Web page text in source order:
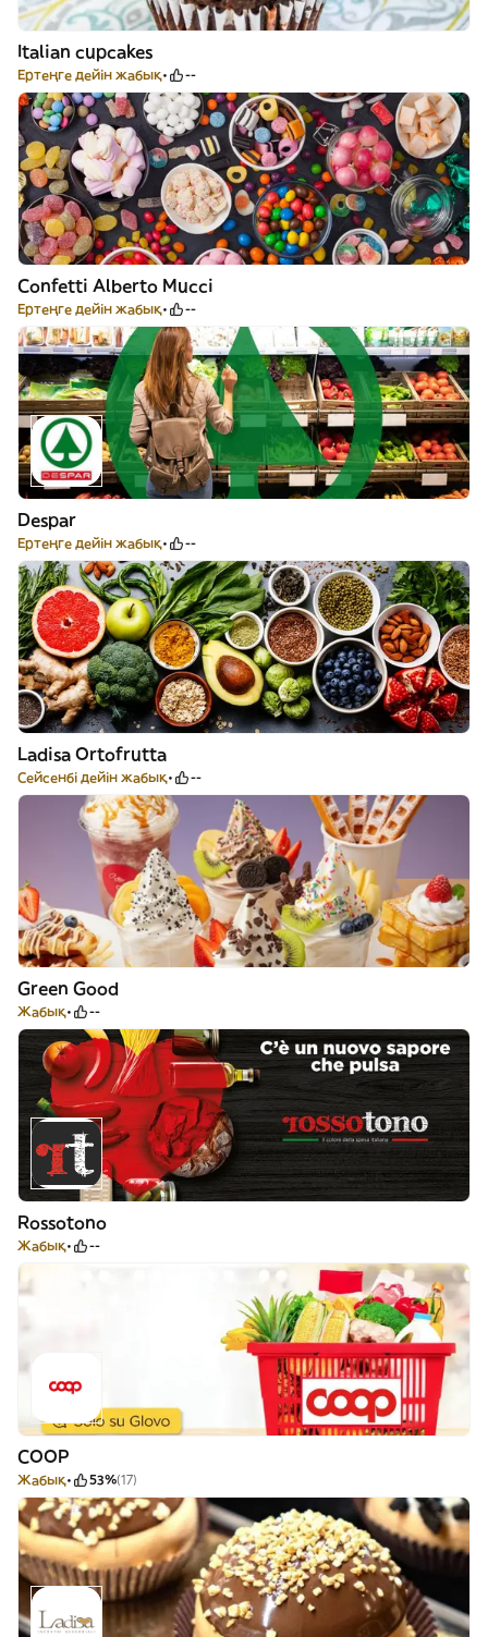
Italian cupcakes
Ертеңге дейін жабық --
Confetti Alberto Mucci
Ертеңге дейін жабық --
Despar
Ертеңге дейін жабық --
Ladisa Ortofrutta
Сейсенбі дейін жабық --
Green Good
Жабық --
Rossotono
Жабық --
COOP
Жабық 53%(17)